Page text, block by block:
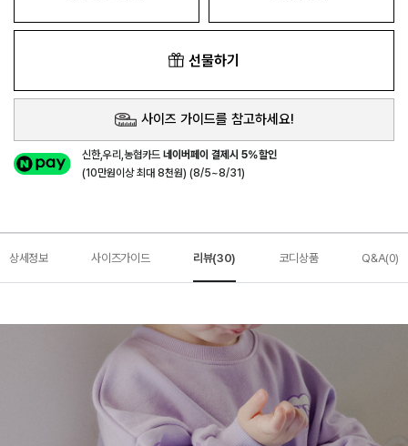
선물하기
사이즈 가이드를 참고하세요!
신한,우리,농협카드네이버페이 결제시 5%할인
(10만원이상 최대 8천원) (8/5~8/31)
상세정보 사이즈가이드 리뷰(30) 코디상품 Q&A(0)